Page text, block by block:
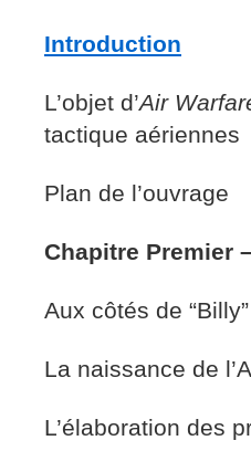
Introduction
L’objet d’Air
tactique aériennes
Plan de l’ouvrage
Chapitre Premier
Aux côtés de
La naissance de
L’élaboration des